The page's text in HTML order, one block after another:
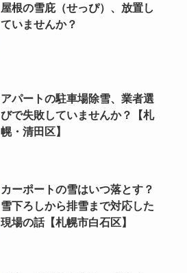
屋根の雪庇（せっぴ）、放置し
ていませんか？
アパートの駐車場除雪、業者選
びで失敗していませんか？【札
幌・清田区】
カーポートの雪はいつ落とす？
雪下ろしから排雪まで対応した
現場の話【札幌市白石区】